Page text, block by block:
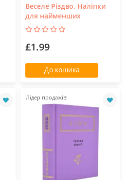
Веселе Різдво. Наліпки
для найменших
£1.99
До кошика
Лідер продажів!